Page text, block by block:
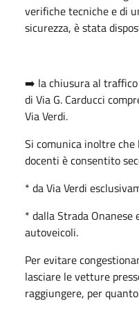
verifiche tecniche e di
sicurezza, è stata
➡️ la chiusura al
di Via G. Carducci
Via Verdi.
Si comunica inoltre che
docenti è consentito
* da Via Verdi
* dalla Strada Onanese
autoveicoli.
Per evitare
lasciare le vetture
raggiungere, per